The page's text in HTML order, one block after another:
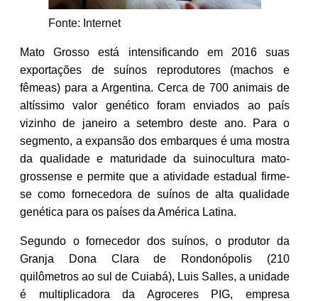
Fonte: Internet
Mato Grosso está intensificando em 2016 suas
exportações de suínos reprodutores (machos e
fêmeas) para a Argentina. Cerca de 700 animais de
altíssimo valor genético foram enviados ao país
vizinho de janeiro a setembro deste ano. Para o
segmento, a expansão dos embarques é uma mostra
da qualidade e maturidade da suinocultura mato-
grossense e permite que a atividade estadual firme-
se como fornecedora de suínos de alta qualidade
genética para os países da América Latina.
Segundo o fornecedor dos suínos, o produtor da
Granja Dona Clara de Rondonópolis (210
quilômetros ao sul de Cuiabá), Luis Salles, a unidade
é multiplicadora da Agroceres PIG, empresa